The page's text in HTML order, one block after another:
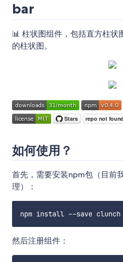
bar
📊 柱状图组件，包括直方柱状
的柱状图。
如何使用？
首先，需要安装npm包（目前
理）：
然后注册组件：